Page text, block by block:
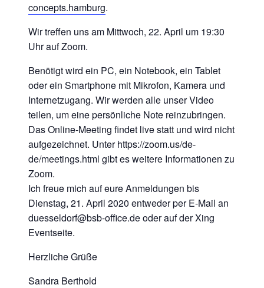
concepts.hamburg.
Wir treffen uns am Mittwoch, 22. April um 19:30
Uhr auf Zoom.
Benötigt wird ein PC, ein Notebook, ein Tablet
oder ein Smartphone mit Mikrofon, Kamera und
Internetzugang. Wir werden alle unser Video
teilen, um eine persönliche Note reinzubringen.
Das Online-Meeting findet live statt und wird nicht
aufgezeichnet. Unter https://zoom.us/de-
de/meetings.html gibt es weitere Informationen zu
Zoom.
Ich freue mich auf eure Anmeldungen bis
Dienstag, 21. April 2020 entweder per E-Mail an
duesseldorf@bsb-office.de oder auf der Xing
Eventseite.
Herzliche Grüße
Sandra Berthold